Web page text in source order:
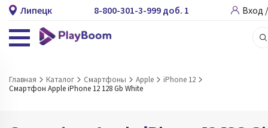
Липецк 8-800-301-3-999 доб. 1 Вход
Главная Каталог Смартфоны Apple
iPhone 12
Смартфон Apple iPhone 12 128 Gb White